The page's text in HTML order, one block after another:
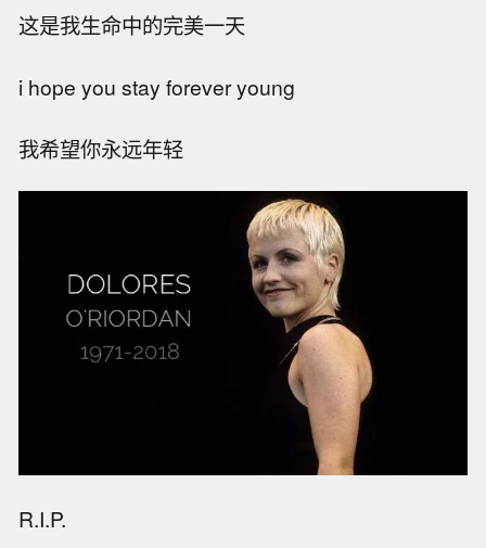
这是我生命中的完美一天
i hope you stay forever young
我希望你永远年轻
R.I.P.